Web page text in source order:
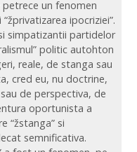
un fenomen
ipocriziei”.
simpatizantii partidelor
politic autohton
reale, de stanga sau
cred eu, nu doctrine,
de perspectiva, de
oportunista a
“žstanga” si
semnificativa.